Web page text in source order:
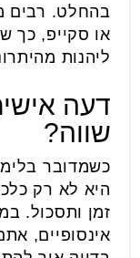
בהחלט. רבים
או סקייפ, כך
ליהנות
דעה
שווה?
כשמדובר
היא לא רק
זמן ותסכול.
אינסופיים,